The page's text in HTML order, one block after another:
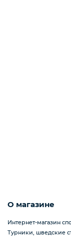
О магазине
Интернет-магазин
Турники, шведские